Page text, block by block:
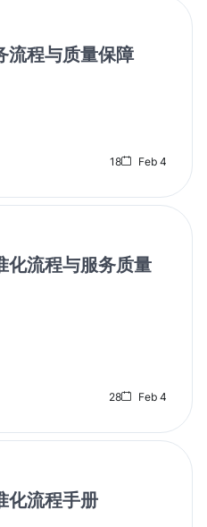
流程与质量保障
18 Feb 4
化流程与服务质量
28 Feb 4
化流程手册